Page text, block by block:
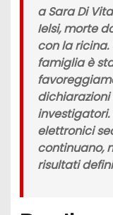
a Sara Di
Ielsi, morte
con la
famiglia è
investigatori.
elettronici
continuano,
risultati